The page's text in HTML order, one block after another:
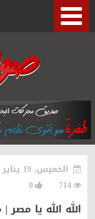
الخميس, 19 يناير 2023
714
0
الله الله يا